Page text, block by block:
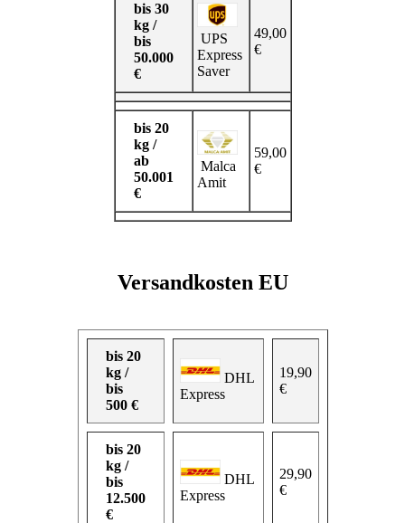
bis 30
kg /
bis
50.000
€
UPS
Express
Saver
49,00
€
bis 20
kg /
ab
50.001
€
Malca
Amit
59,00
€
Versandkosten EU
bis 20
kg /
bis
500 €
DHL
Express
19,90
€
bis 20
kg /
bis
12.500
€
DHL
Express
29,90
€